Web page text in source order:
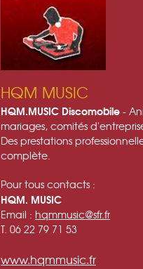
HQM MUSIC
HQM.MUSIC Discomobile-
mariages, comités
Des prestations
complète.
Pour tous contacts :
HQM. MUSIC
Email : hqmmusic@sfr.fr
T. 06 22 79 71 53
www.hqmmusic.fr